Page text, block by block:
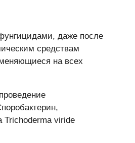
даже после
средствам
на всех
Trichoderma viride